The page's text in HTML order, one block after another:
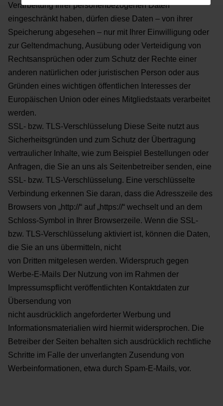
Verarbeitung Ihrer personenbezogenen Daten
eingeschränkt haben, dürfen diese Daten – von ihrer
Speicherung abgesehen – nur mit Ihrer Einwilligung oder
zur Geltendmachung, Ausübung oderVerteidigung von
Rechtsansprüchen oder zum Schutz der Rechte einer
anderen natürlichen oder juristischen Person oder aus
Gründen eines wichtigen öffentlichen Interesses der
Europäischen Union oder eines Mitgliedstaats verarbeitet
werden.
SSL- bzw. TLS-Verschlüsselung Diese Seite nutzt aus
Sicherheitsgründen und zum Schutz der Übertragung
vertraulicher Inhalte, wie zum Beispiel Bestellungen oder
Anfragen, die Sie an uns als Seitenbetreiber senden, eine
SSL- bzw. TLS-Verschlüsselung. Eine verschlüsselte
Verbindung erkennen Sie daran, dass die Adresszeile des
Browsers von „http://“ auf „https://“ wechselt und an dem
Schloss-Symbol in Ihrer Browserzeile. Wenn die SSL-
bzw. TLS-Verschlüsselung aktiviert ist, können die Daten,
die Sie an uns übermitteln, nicht
von Dritten mitgelesen werden. Widerspruch gegen
Werbe-E-Mails Der Nutzung von im Rahmen der
Impressumspflicht veröffentlichten Kontaktdaten zur
Übersendung von
nicht ausdrücklich angeforderter Werbung und
Informationsmaterialien wird hiermit widersprochen. Die
Betreiber der Seiten behalten sich ausdrücklich rechtliche
Schritte im Falle der unverlangten Zusendung von
Werbeinformationen, etwa durch Spam-E-Mails, vor.